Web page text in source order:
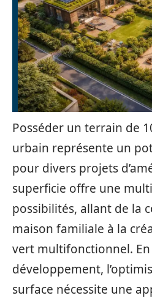
Posséder un terrain de
urbain représente un
pour divers projets
superficie offre une
possibilités, allant de la
maison familiale à la
vert multifonctionnel.
développement,
surface nécessite une